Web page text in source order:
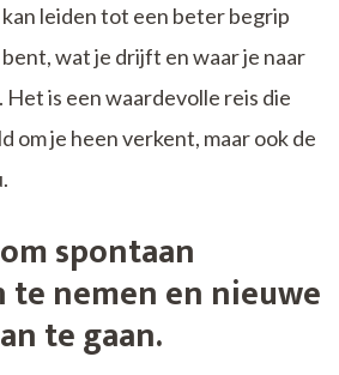
leiden tot een beter begrip
wat je drijft en waar je naar
is een waardevolle reis die
om je heen verkent, maar ook de
spontaan
te nemen en nieuwe
te gaan.